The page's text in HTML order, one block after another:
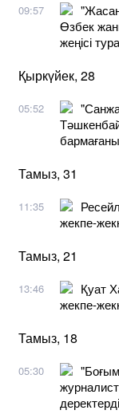
09:57
Өзбек
жеңісі
Қыркүйек, 28
05:52
Тамыз, 31
11:35
жекпе-
Тамыз, 21
13:46
Қуат
жекпе-
Тамыз, 18
05:30